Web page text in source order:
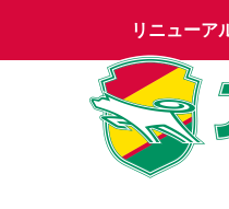
リニューア